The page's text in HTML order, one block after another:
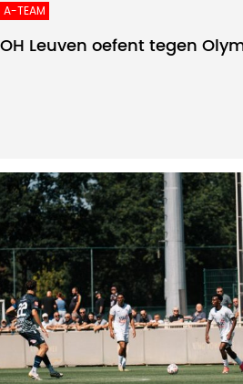
A-TEAM
OH Leuven oefent tegen